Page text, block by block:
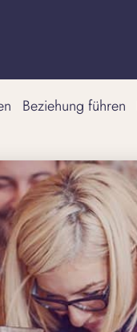
Beziehung führen